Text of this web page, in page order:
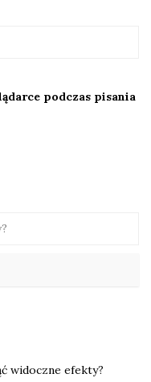
podczas pisania
widoczne efekty?